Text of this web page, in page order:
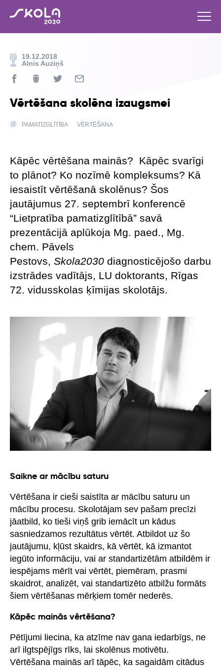
19.12.2018
Alnis Auziņš
Vērtēšana skolēna izaugsmei
PAMATIZGLĪTĪBA VĒRTĒŠANA
Kāpēc vērtēšana mainās? Kāpēc svarīgi
to plānot? Ko nozīmē kompleksums? Kā
iesaistīt vērtēšanā skolēnus? Šos
jautājumus 27. septembrī konferencē
“Lietpratība pamatizglītībā” savā
prezentācijā aplūkoja Mg. paed., Mg.
chem. Pāvels
Pestovs, Skola2030 diagnosticējošo darbu
izstrādes vadītājs, LU doktorants, Rīgas
72. vidusskolas ķīmijas skolotājs.
Saikne ar mācību saturu
Vērtēšana ir cieši saistīta ar mācību saturu un
mācību procesu. Skolotājam sev pašam precīzi
jāatbild, ko tieši viņš grib iemācīt un kādus
sasniedzamos rezultātus vērtēt. Atbildot uz šo
jautājumu, kļūst skaidrs, kā vērtēt, kā izmantot
iegūto informāciju, vai ar standartizētām atbildēm ir
iespējams mērīt vai vērtēt, piemēram, prasmi
skaidrot, analizēt, vai standartizēto atbilžu formāts
šiem vērtēšanas mērķiem tomēr nederēs.
Kāpēc mainās vērtēšana?
Pētījumi liecina, ka atzīme nav gana iedarbīgs, ne
arī ilgtspējīgs rīks, lai skolēnus motivētu.
Vērtēšana mainās arī tāpēc, ka sagaidām citādus